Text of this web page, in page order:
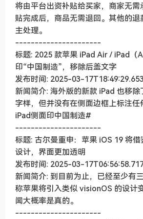
将由平台出资补贴给买家，商家无需
贴完成后，商品无需退回。其他的退
主处理。
----------------------
标题: 2025 款苹果 iPad Air / iPad（
印“中国制造”，移除后盖文字
发布时间: 2025-03-17T18:49:29.653
新闻简介: 海外版的新款 iPad 也移
字样，但并没有在侧面边框上标注
iPad侧面印中国制造#
----------------------
标题: 古尔曼重申：苹果 iOS 19 将
设计，界面更加透明
发布时间: 2025-03-
新闻简介: 到目前为止，已经至少有
称苹果将引入类似 visionOS 的设计
闻大概率是真的。
----------------------